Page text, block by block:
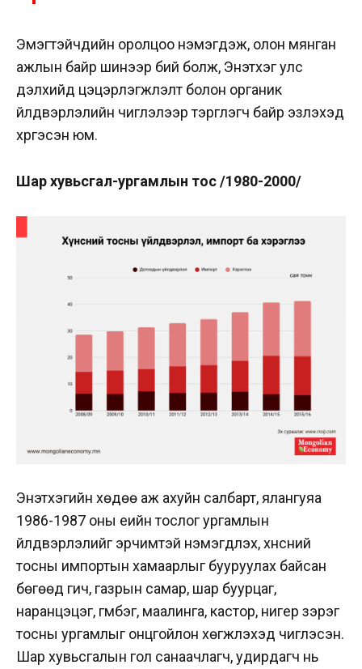
Эмэгтэйчүүдийн оролцоо нэмэгдэж, олон мянган
ажлын байр шинээр бий болж, Энэтхэг улс
дэлхийд цэцэрлэгжүүлэлт болон органик
үйлдвэрлэлийн чиглэлээр тэргүүлэгч байр эзлэхэд
хүргэсэн юм.
Шар хувьсгал-ургамлын тос/1980-2000/
Энэтхэгийн хөдөө аж ахуйн салбарт, ялангуяа
1986-1987 оны үеийн тослог ургамлын
үйлдвэрлэлийг эрчимтэй нэмэгдүүлэх, хүнсний
тосны импортын хамаарлыг бууруулах байсан
бөгөөд гич, газрын самар, шар буурцаг,
наранцэцэг, гүмбэг, маалинга, кастор, нигер зэрэг
тосны ургамлыг онцгойлон хөгжүүлэхэд чиглэсэн.
Шар хувьсгалын гол санаачлагч, удирдагч нь